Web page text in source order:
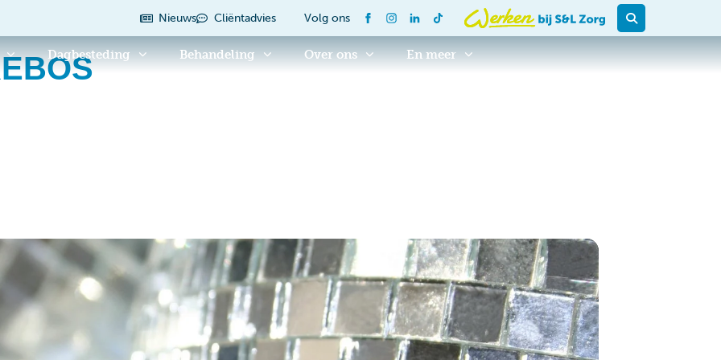
Nieuws Cliëntadvies Volg ons
Dagbesteding Behandeling Over ons En meer